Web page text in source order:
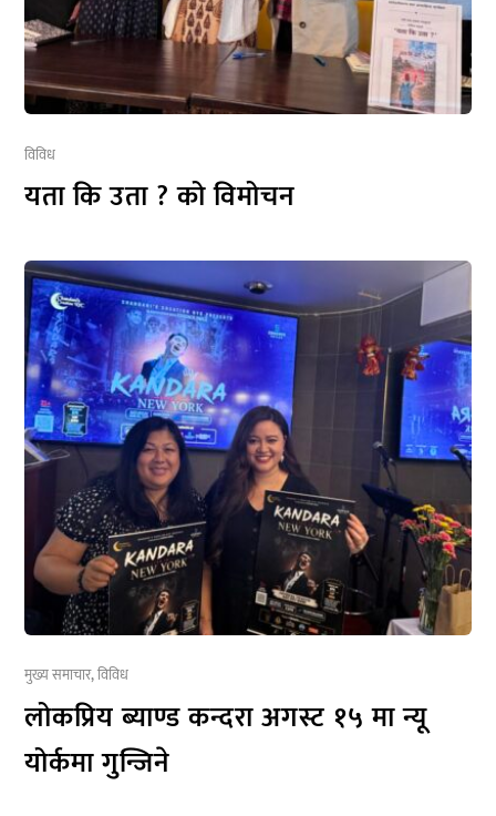
विविध
यता कि उता ? को विमोचन
मुख्य समाचार,विविध
लोकप्रिय ब्याण्ड कन्दरा अगस्ट १५ मा न्यू
योर्कमा गुन्जिने